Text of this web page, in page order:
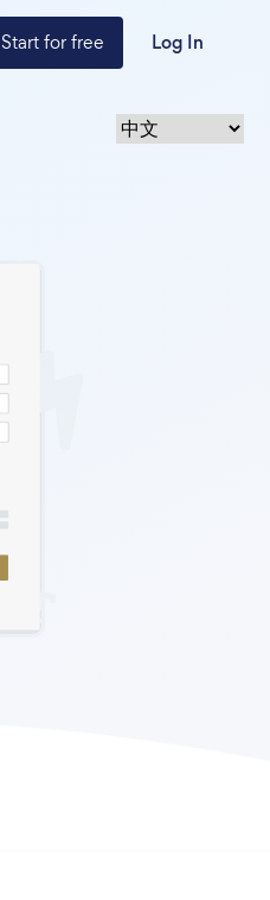
Start for free Log In